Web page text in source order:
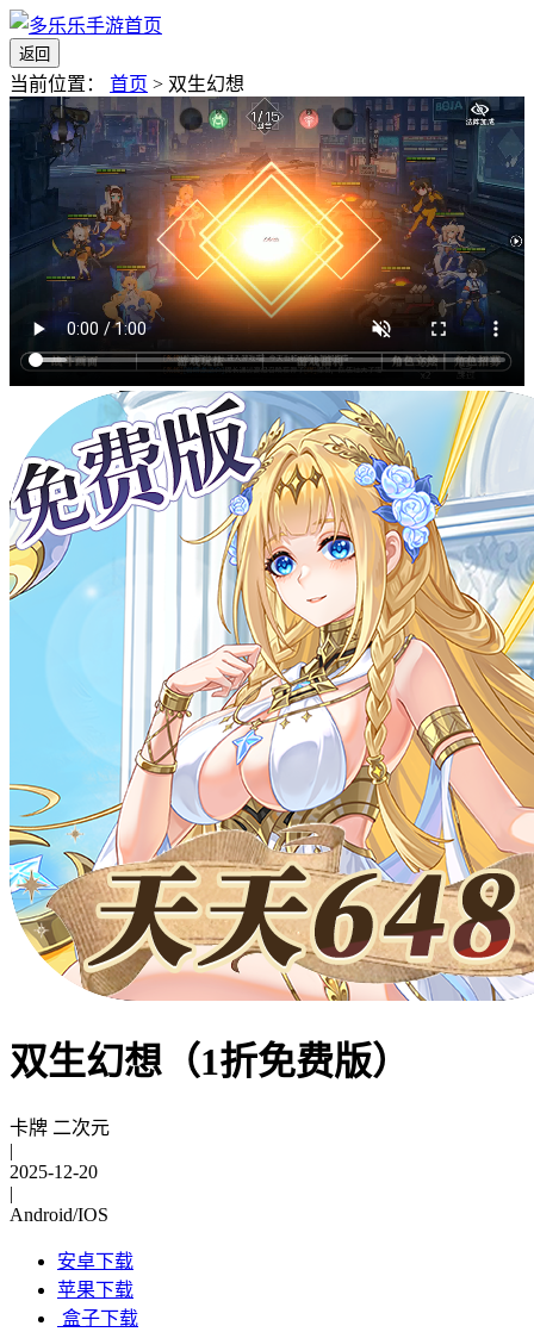
返回
当前位置： 首页 > 双生幻想
双生幻想（1折免费版）
卡牌 二次元
|
2025-12-20
|
Android/IOS
安卓下载
苹果下载
盒子下载